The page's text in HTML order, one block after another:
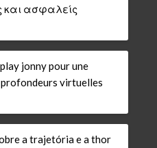
και ασφαλείς
jonny pour une
virtuelles
a trajetória e a thor